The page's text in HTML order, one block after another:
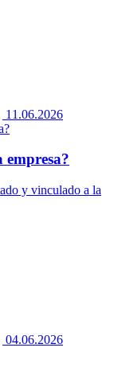
11.06.2026
y vinculado a la
04.06.2026